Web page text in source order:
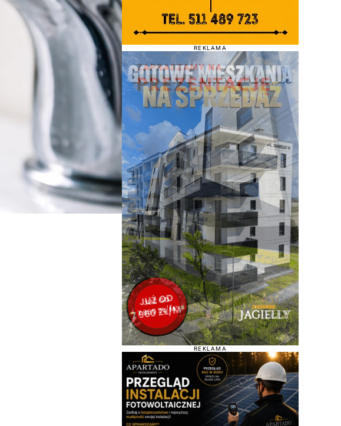
REKLAMA
REKLAMA